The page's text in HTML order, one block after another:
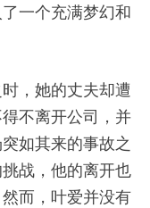
一个充满梦幻和
，她的丈夫却遭
不离开公司，并
如其来的事故之
战，他的离开也
而，叶爱并没有